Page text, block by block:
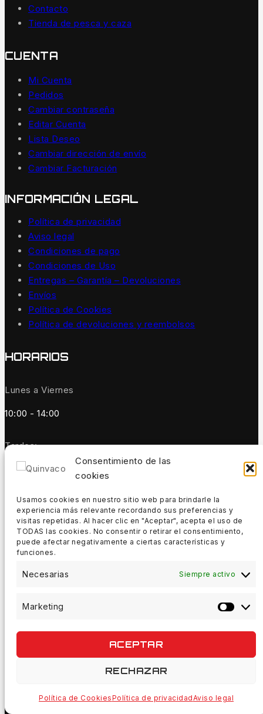
Consentimiento de las
cookies
Usamos cookies en nuestro sitio web para brindarle la
experiencia más relevante recordando sus preferencias y
visitas repetidas. Al hacer clic en "Aceptar", acepta el uso de
TODAS las cookies. No consentir o retirar el consentimiento,
puede afectar negativamente a ciertas características y
funciones.
Necesarias Siempre activo
Marketing
ACEPTAR
RECHAZAR
Política de CookiesPolítica de privacidadAviso legal
Contacto
Tienda de pesca y caza
CUENTA
Mi Cuenta
Pedidos
Cambiar contraseña
Editar Cuenta
Lista Deseo
Cambiar dirección de envío
Cambiar Facturación
INFORMACIÓN LEGAL
Política de privacidad
Aviso legal
Condiciones de pago
Condiciones de Uso
Entregas – Garantía – Devoluciones
Envíos
Política de Cookies
Política de devoluciones y reembolsos
HORARIOS
Lunes a Viernes
10:00 - 14:00
Tardes:
18:00 - 21:00
Sábados:
10:00 - 14:00
Domingos:
Cerrado
© 2026 Quinvaco - WordPress Theme by